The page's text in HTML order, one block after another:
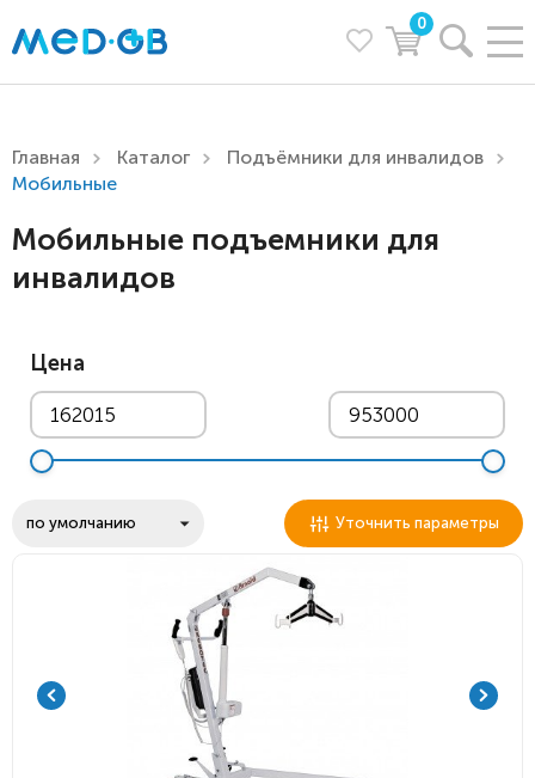
0
Главная Каталог
Подъёмники для инвалидов
Мобильные
Мобильные подъемники для
инвалидов
Цена
Уточнить параметры